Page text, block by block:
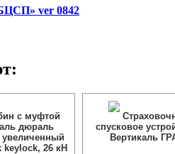
ver 0842
с муфтой
дюраль
увеличенный
keylock, 26 кН
спусковое
Вертикаль